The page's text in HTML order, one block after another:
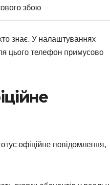
збою
знає. У налаштуваннях
цього телефон примусово
офіційне повідомлення,